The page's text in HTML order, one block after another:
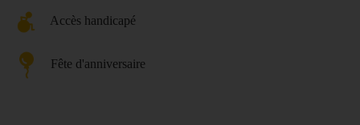
Accès handicapé
Fête d'anniversaire